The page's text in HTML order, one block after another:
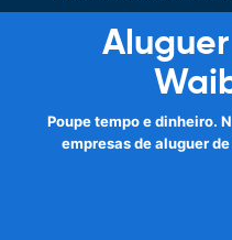
Poupe tempo e dinheiro.
empresas de aluguer